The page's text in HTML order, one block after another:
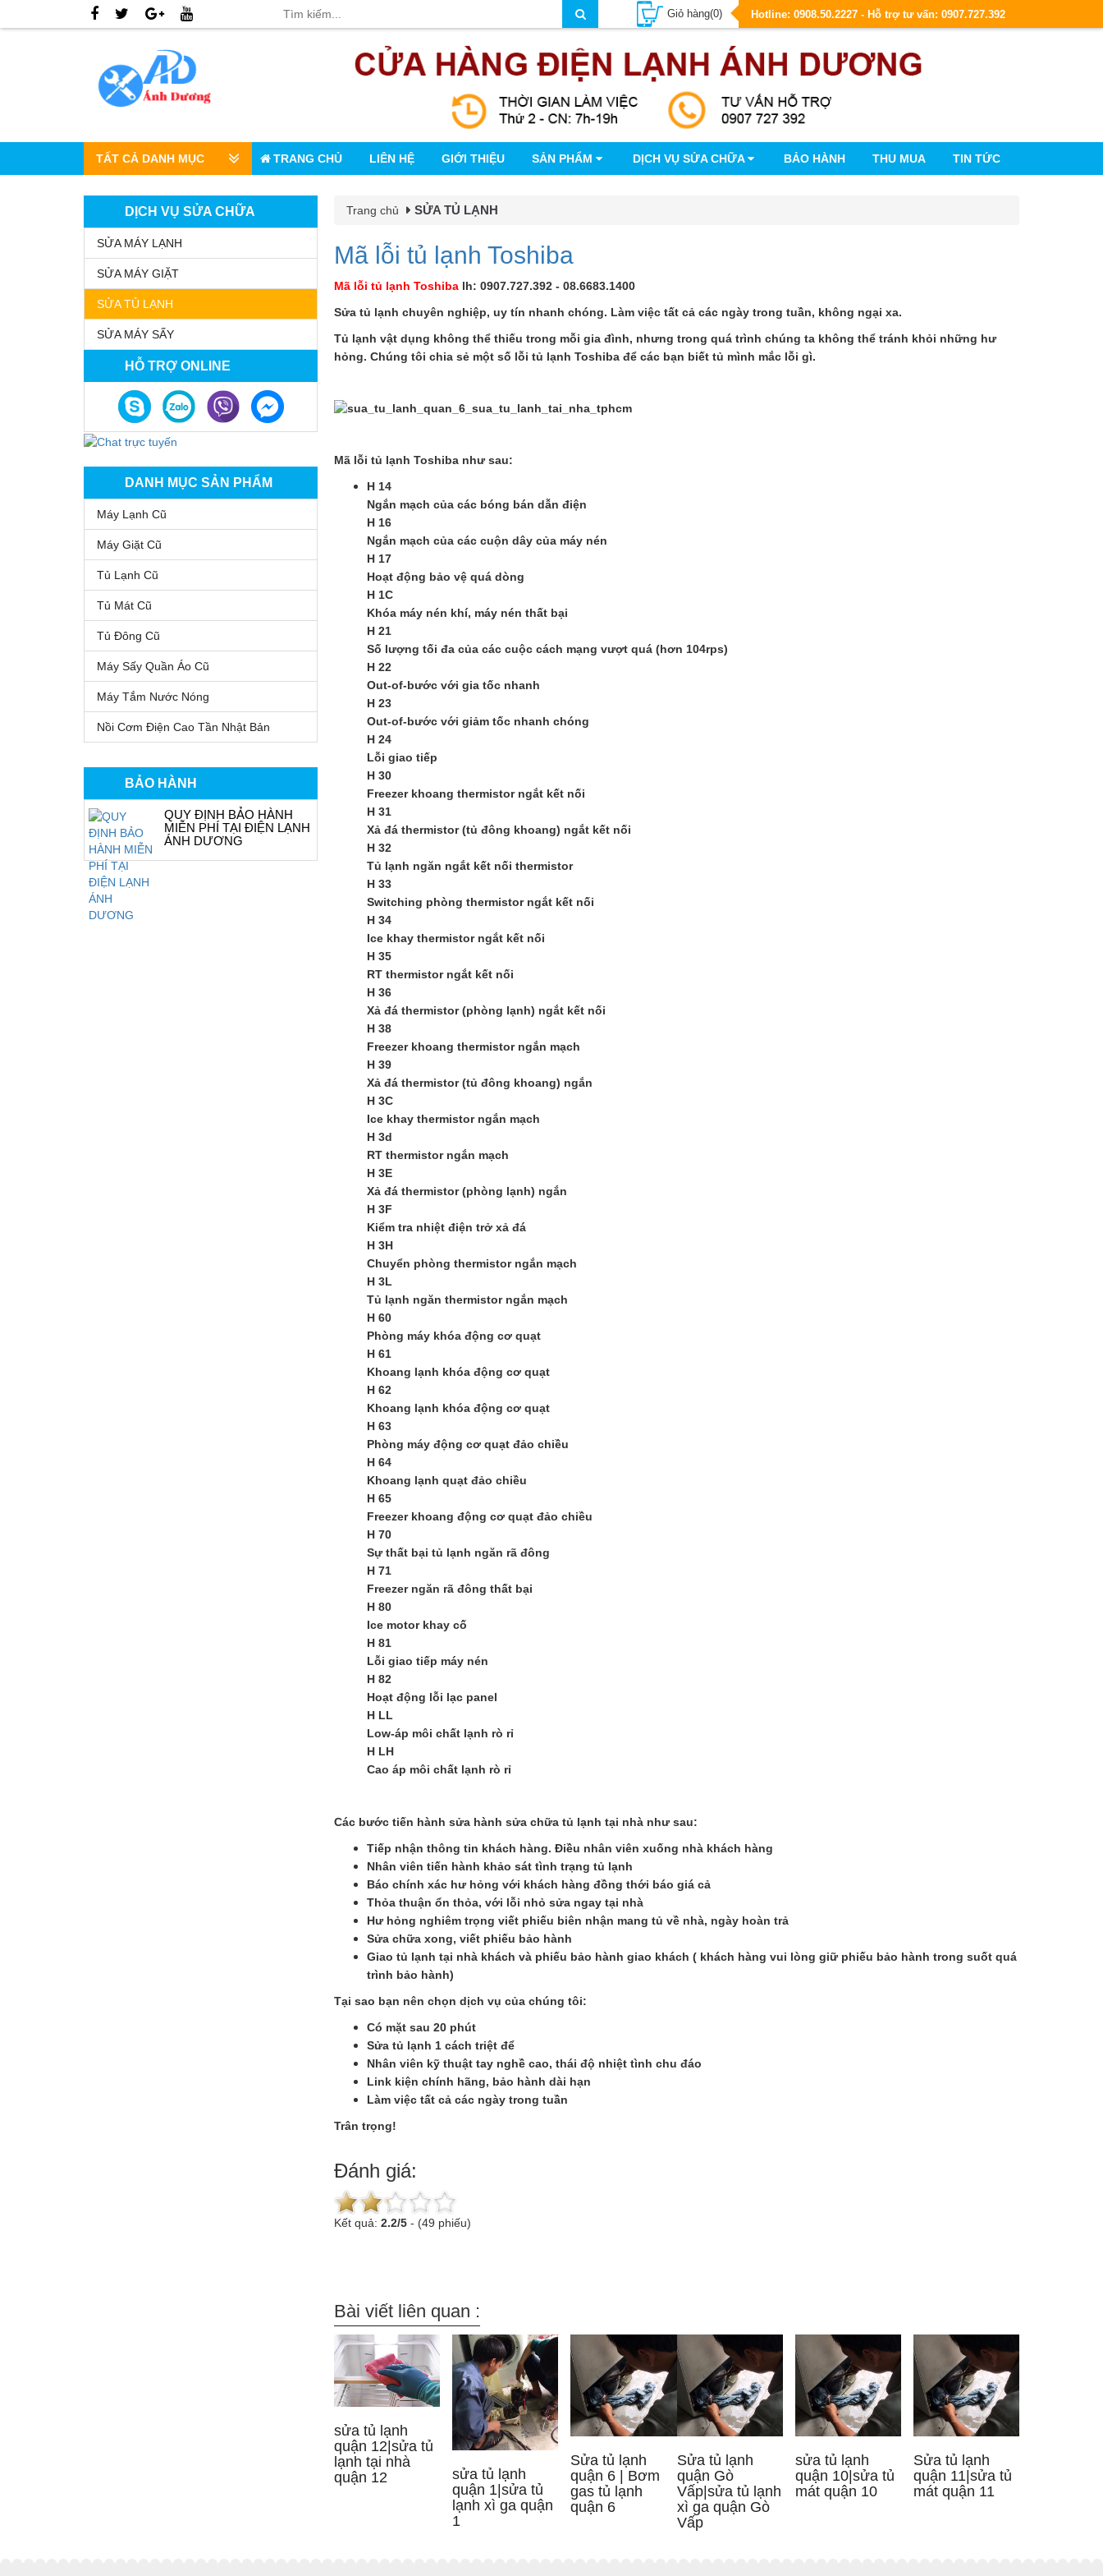
Giỏ hàng(0) Hotline: 0908.50.2227 - Hỗ trợ tư vấn: 0907.727.392
TẤT CẢ DANH MỤC TRANG CHỦ LIÊN HỆ GIỚI THIỆU SẢN PHẨM DỊCH VỤ SỬA CHỮA BẢO HÀNH THU MUA TIN TỨC
DỊCH VỤ SỬA CHỮA
SỬA MÁY LẠNH
SỬA MÁY GIẶT
SỬA TỦ LẠNH
SỬA MÁY SẤY
HỖ TRỢ ONLINE
DANH MỤC SẢN PHẨM
Máy Lạnh Cũ
Máy Giặt Cũ
Tủ Lạnh Cũ
Tủ Mát Cũ
Tủ Đông Cũ
Máy Sấy Quần Áo Cũ
Máy Tắm Nước Nóng
Nồi Cơm Điện Cao Tần Nhật Bản
BẢO HÀNH
QUY ĐỊNH BẢO HÀNH
MIỄN PHÍ TẠI ĐIỆN LẠNH
ÁNH DƯƠNG
Trang chủ SỬA TỦ LẠNH
Mã lỗi tủ lạnh Toshiba
Mã lỗi tủ lạnh Toshiba lh: 0907.727.392 - 08.6683.1400
Sửa tủ lạnh chuyên nghiệp, uy tín nhanh chóng. Làm việc tất cả các ngày trong tuần, không ngại xa.
Tủ lạnh vật dụng không thể thiếu trong mỗi gia đình, nhưng trong quá trình chúng ta không thể tránh khỏi những hư
hỏng. Chúng tôi chia sẻ một số lỗi tủ lạnh Toshiba để các bạn biết tủ mình mắc lỗi gì.
Mã lỗi tủ lạnh Toshiba như sau:
H 14
Ngắn mạch của các bóng bán dẫn điện
H 16
Ngắn mạch của các cuộn dây của máy nén
H 17
Hoạt động bảo vệ quá dòng
H 1C
Khóa máy nén khí, máy nén thất bại
H 21
Số lượng tối đa của các cuộc cách mạng vượt quá (hơn 104rps)
H 22
Out-of-bước với gia tốc nhanh
H 23
Out-of-bước với giảm tốc nhanh chóng
H 24
Lỗi giao tiếp
H 30
Freezer khoang thermistor ngắt kết nối
H 31
Xả đá thermistor (tủ đông khoang) ngắt kết nối
H 32
Tủ lạnh ngăn ngắt kết nối thermistor
H 33
Switching phòng thermistor ngắt kết nối
H 34
Ice khay thermistor ngắt kết nối
H 35
RT thermistor ngắt kết nối
H 36
Xả đá thermistor (phòng lạnh) ngắt kết nối
H 38
Freezer khoang thermistor ngắn mạch
H 39
Xả đá thermistor (tủ đông khoang) ngắn
H 3C
Ice khay thermistor ngắn mạch
H 3d
RT thermistor ngắn mạch
H 3E
Xả đá thermistor (phòng lạnh) ngắn
H 3F
Kiểm tra nhiệt điện trở xả đá
H 3H
Chuyển phòng thermistor ngắn mạch
H 3L
Tủ lạnh ngăn thermistor ngắn mạch
H 60
Phòng máy khóa động cơ quạt
H 61
Khoang lạnh khóa động cơ quạt
H 62
Khoang lạnh khóa động cơ quạt
H 63
Phòng máy động cơ quạt đảo chiều
H 64
Khoang lạnh quạt đảo chiều
H 65
Freezer khoang động cơ quạt đảo chiều
H 70
Sự thất bại tủ lạnh ngăn rã đông
H 71
Freezer ngăn rã đông thất bại
H 80
Ice motor khay cố
H 81
Lỗi giao tiếp máy nén
H 82
Hoạt động lỗi lạc panel
H LL
Low-áp môi chất lạnh rò rỉ
H LH
Cao áp môi chất lạnh rò rỉ
Các bước tiến hành sửa hành sửa chữa tủ lạnh tại nhà như sau:
Tiếp nhận thông tin khách hàng. Điều nhân viên xuống nhà khách hàng
Nhân viên tiến hành khảo sát tình trạng tủ lạnh
Báo chính xác hư hỏng với khách hàng đồng thới báo giá cả
Thỏa thuận ổn thỏa, với lỗi nhỏ sửa ngay tại nhà
Hư hỏng nghiêm trọng viết phiếu biên nhận mang tủ về nhà, ngày hoàn trả
Sửa chữa xong, viết phiếu bảo hành
Giao tủ lạnh tại nhà khách và phiếu bảo hành giao khách ( khách hàng vui lòng giữ phiếu bảo hành trong suốt quá
trình bảo hành)
Tại sao bạn nên chọn dịch vụ của chúng tôi:
Có mặt sau 20 phút
Sửa tủ lạnh 1 cách triệt để
Nhân viên kỹ thuật tay nghề cao, thái độ nhiệt tình chu đáo
Link kiện chính hãng, bảo hành dài hạn
Làm việc tất cả các ngày trong tuần
Trân trọng!
Đánh giá:
Kết quả: 2.2/5 - (49 phiếu)
Bài viết liên quan :
sửa tủ lạnh
quận 12|sửa tủ
lạnh tại nhà
quận 12
sửa tủ lạnh
quận 1|sửa tủ
lạnh xì ga quận
1
Sửa tủ lạnh
quận 6 | Bơm
gas tủ lạnh
quận 6
Sửa tủ lạnh
quận Gò
Vấp|sửa tủ lạnh
xì ga quận Gò
Vấp
sửa tủ lạnh
quận 10|sửa tủ
mát quận 10
Sửa tủ lạnh
quận 11|sửa tủ
mát quận 11